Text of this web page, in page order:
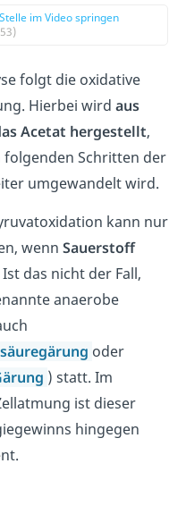
im Video springen
folgt die oxidative
Hierbei wird aus
Acetat hergestellt,
folgenden Schritten der
umgewandelt wird.
kann nur
wenn Sauerstoff
Ist das nicht der Fall,
anaerobe
oder
) statt. Im
ist dieser
hingegen